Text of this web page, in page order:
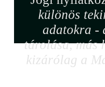
különös
adatokra -
tárolása, más
kizárólag a